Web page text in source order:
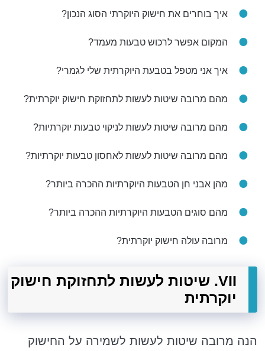
איך בוחרים את חישוק היוקרתי הסוג הנכון?
המקום אפשר לרכוש טבעות מעמד?
איך אני מטפל בטבעת היוקרתית שלי לגמרי?
מהם מרובה שיטות לעשות לתחזוקת חישוק יוקרתית?
מהם מרובה שיטות לעשות לניקוי טבעות יוקרתיות?
מהם מרובה שיטות לעשות לאחסון טבעות יוקרתיות?
מהן אבני חן הטבעות היוקרתיות ההכרה ביותר?
מהם סוגים הטבעות היוקרתיות ההכרה ביותר?
מרובה עולה חישוק יוקרתית?
VII. שיטות לעשות לתחזוקת חישוק
יוקרתית
הנה מרובה שיטות לעשות לשמירה על החישוק